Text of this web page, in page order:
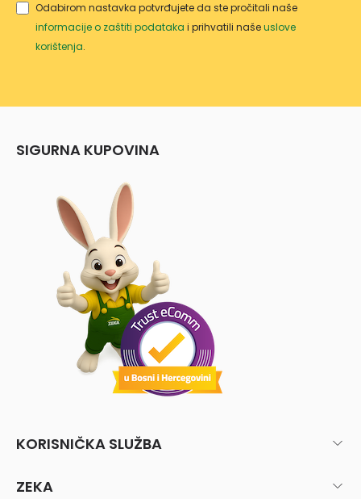
Odabirom nastavka potvrđujete da ste pročitali naše
informacije o zaštiti podataka i prihvatili našeuslove
korištenja.
SIGURNA KUPOVINA
KORISNIČKA SLUŽBA
ZEKA